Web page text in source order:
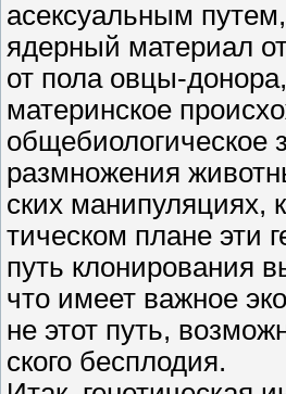
асексуальным
ядерный материал
от пола овцы-
материнское
общебиологическое
размножения
ских манипуляциях,
тическом плане эти
путь клонирования
что имеет важное
не этот путь,
ского бесплодия.